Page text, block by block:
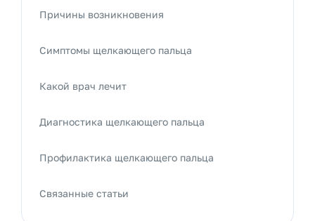
Причины возникновения
Симптомы щелкающего пальца
Какой врач лечит
Диагностика щелкающего пальца
Профилактика щелкающего пальца
Связанные статьи